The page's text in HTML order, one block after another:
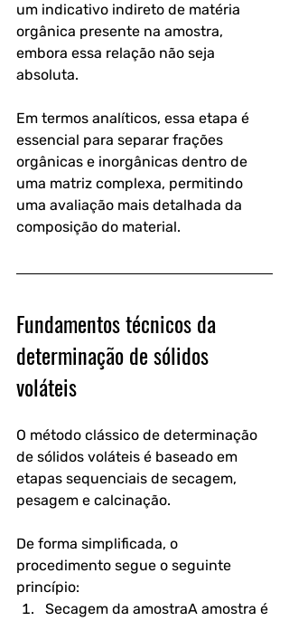
um indicativo indireto de matéria
orgânica presente na amostra,
embora essa relação não seja
absoluta.
Em termos analíticos, essa etapa é
essencial para separar frações
orgânicas e inorgânicas dentro de
uma matriz complexa, permitindo
uma avaliação mais detalhada da
composição do material.
Fundamentos técnicos da
determinação de sólidos
voláteis
O método clássico de determinação
de sólidos voláteis é baseado em
etapas sequenciais de secagem,
pesagem e calcinação.
De forma simplificada, o
procedimento segue o seguinte
princípio:
Secagem da amostraA amostra é